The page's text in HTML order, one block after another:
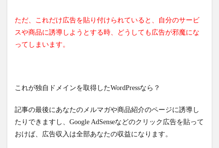
ただ、これだけ広告を貼り付けられていると、自分のサービ
スや商品に誘導しようとする時、どうしても広告が邪魔にな
ってしまいます。
これが独自ドメインを取得したWordPressなら？
記事の最後にあなたのメルマガや商品紹介のページに誘導し
たりできますし、Google AdSenseなどのクリック広告を貼って
おけば、広告収入は全部あなたの収益になります。